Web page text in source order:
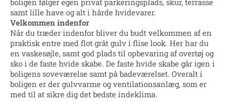
boligen følger egen privat parkeringsplads, skur, terrasse
samt lille have og alt i hårde hvidevarer.
Velkommen indenfor
Når du træder indenfor bliver du budt velkommen af en
praktisk entre med flot gråt gulv i flise look. Her har du
en vaskesøjle, samt god plads til opbevaring af overtøj og
sko i de faste hvide skabe. De faste hvide skabe går igen i
boligens soveværelse samt på badeværelset. Overalt i
boligen er der gulvvarme og ventilationsanlæg, som er
med til at sikre dig det bedste indeklima.